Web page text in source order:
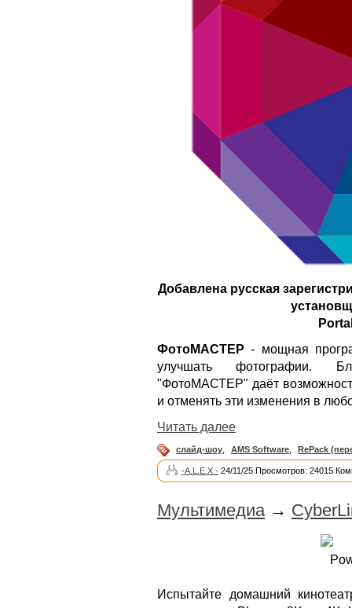
Добавлена русская
ФотоМАСТЕР - мощная
улучшать фотографии.
"ФотоМАСТЕР" даёт
и отменять эти изменения в
Читать далее
слайд-шоу AMS Software RePack
-A.L.E.X.- 24/11/25 Просмотров: 24015
Мультимедиа→
Испытайте домашний